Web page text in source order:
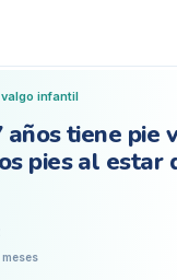
valgo infantil
años tiene pie
pies al estar